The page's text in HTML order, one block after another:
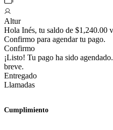
Altur
Hola Inés, tu saldo de $1,240.00
Confirmo para agendar tu pago.
Confirmo
¡Listo! Tu pago ha sido
breve.
Entregado
Llamadas
Cumplimiento